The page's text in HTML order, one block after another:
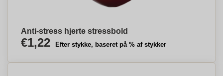
Anti-stress hjerte stressbold
€1,22 Efter stykke, baseret på % af stykker